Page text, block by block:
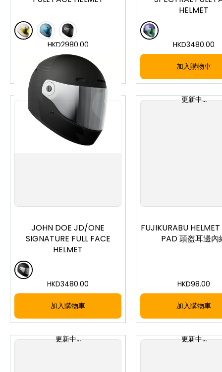
HKD2980.00
HELMET
HKD3480.00
加入購物車
JOHN DOE JD/ONE
SIGNATURE FULL FACE
HELMET
HKD3480.00
加入購物車
更新中...
FUJIKURABU
PAD 頭盔耳邊內
HKD98.00
加入購物車
更新中... 更新中...